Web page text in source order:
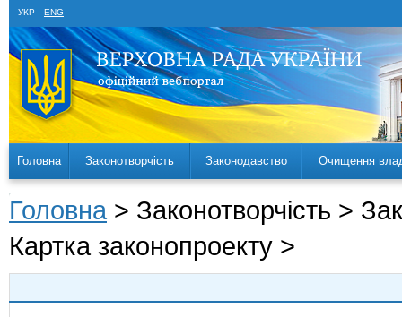
УКР ENG
Головна Законотворчість Законодавство Очищення
Головна > Законотворчість >
Картка законопроекту >